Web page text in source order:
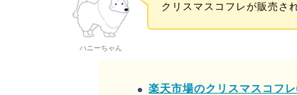
ハニーちゃん
クリスマスコフレが販売さ
楽天市場のクリスマスコフ